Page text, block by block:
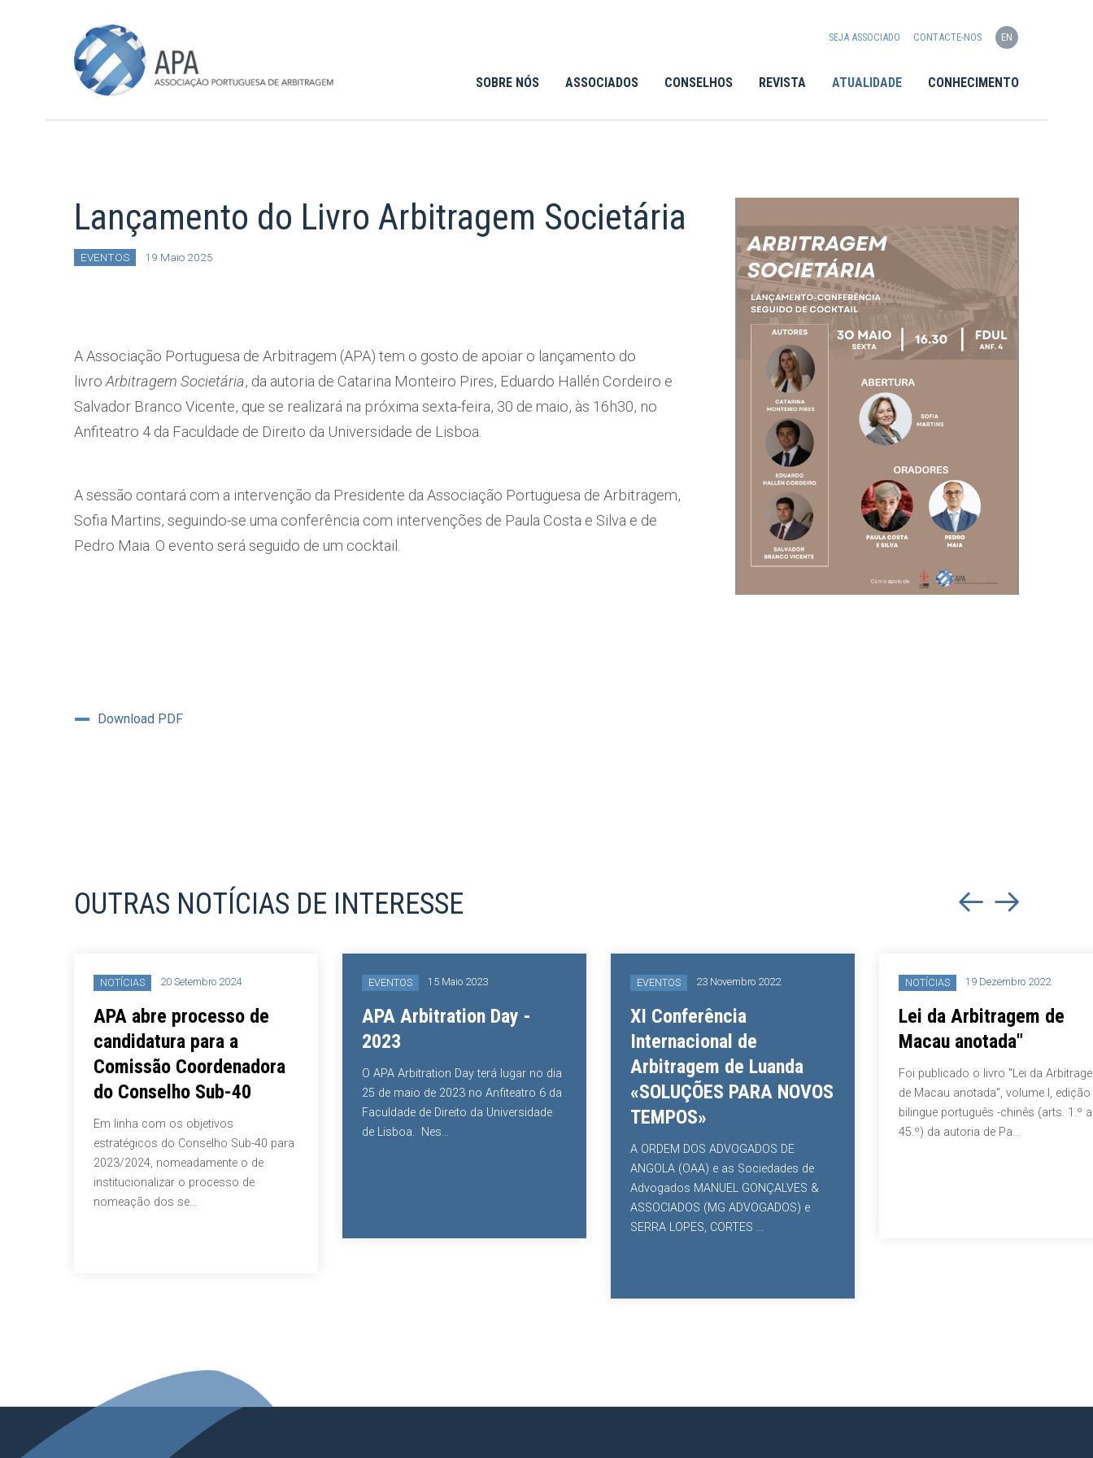
SOBRE NÓS ASSOCIADOS CONSELHOS REVISTA ATUALIDADE CONHECIMENTO
SEJA ASSOCIADO CONTACTE-NOS EN
Lançamento do Livro Arbitragem Societária
EVENTOS 19 Maio 2025
A Associação Portuguesa de Arbitragem (APA) tem o gosto de apoiar o lançamento do
livro Arbitragem Societária, da autoria de Catarina Monteiro Pires, Eduardo Hallén Cordeiro e
Salvador Branco Vicente, que se realizará na próxima sexta-feira, 30 de maio, às 16h30, no
Anfiteatro 4 da Faculdade de Direito da Universidade de Lisboa.
A sessão contará com a intervenção da Presidente da Associação Portuguesa de Arbitragem,
Sofia Martins, seguindo-se uma conferência com intervenções de Paula Costa e Silva e de
Pedro Maia. O evento será seguido de um cocktail.
Download PDF
OUTRAS NOTÍCIAS DE INTERESSE
NOTÍCIAS 20 Setembro 2024
APA abre processo de
candidatura para a
Comissão Coordenadora
do Conselho Sub-40
Em linha com os objetivos
estratégicos do Conselho Sub-40 para
2023/2024, nomeadamente o de
institucionalizar o processo de
nomeação dos se...
EVENTOS 15 Maio 2023
APA Arbitration Day -
O APA Arbitration Day terá lugar no dia
25 de maio de 2023 no Anfiteatro 6 da
Faculdade de Direito da Universidade
de Lisboa. Nes...
EVENTOS 23 Novembro 2022
XI Conferência
Internacional de
Arbitragem de Luanda
«SOLUÇÕES PARA NOVOS
TEMPOS»
A ORDEM DOS ADVOGADOS DE
ANGOLA (OAA) e as Sociedades de
Advogados MANUEL GONÇALVES &
ASSOCIADOS (MG ADVOGADOS) e
SERRA LOPES, CORTES ...
NOTÍCIAS 19 Dezembro 2022
Lei da Arbitragem de
Macau anotada"
Foi publicado o livro "Lei da Arbitragem
de Macau anotada", volume I, edição
bilingue português -chinês (arts. 1.º a
45.º) da autoria de Pa...